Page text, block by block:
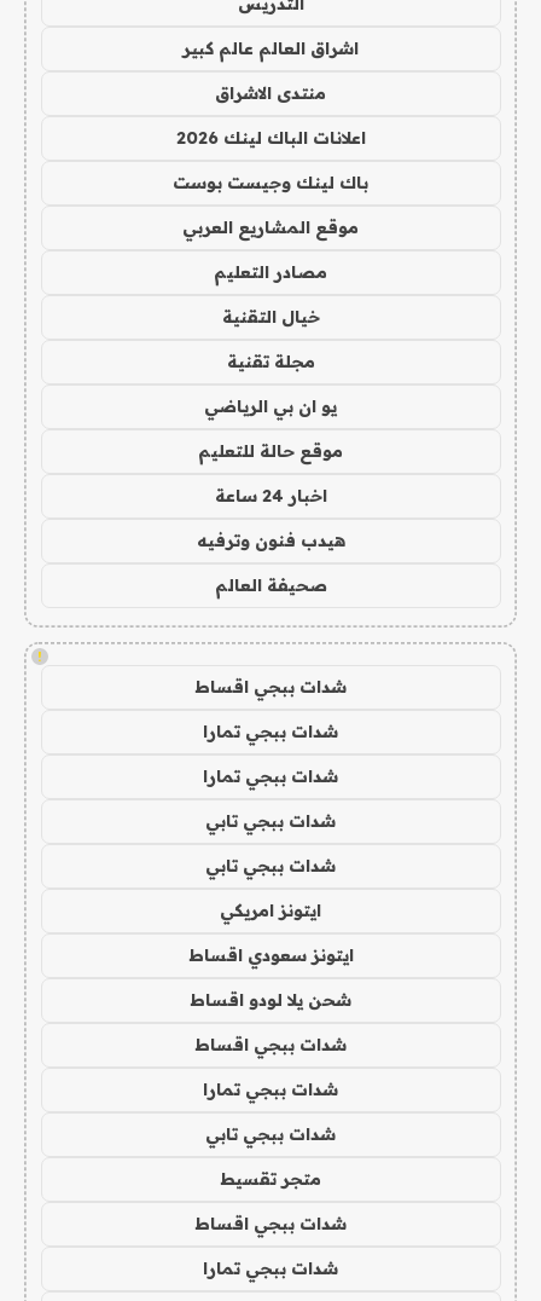
اشراق العالم عالم كبير
منتدى الاشراق
اعلانات الباك لينك 2026
باك لينك وجيست بوست
موقع المشاريع العربي
مصادر التعليم
خيال التقنية
مجلة تقنية
يو ان بي الرياضي
موقع حالة للتعليم
اخبار 24 ساعة
هيدب فنون وترفيه
صحيفة العالم
!
شدات ببجي اقساط
شدات ببجي تمارا
شدات ببجي تمارا
شدات ببجي تابي
شدات ببجي تابي
ايتونز امريكي
ايتونز سعودي اقساط
شحن يلا لودو اقساط
شدات ببجي اقساط
شدات ببجي تمارا
شدات ببجي تابي
متجر تقسيط
شدات ببجي اقساط
شدات ببجي تمارا